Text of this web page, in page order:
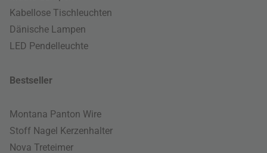
Kabellose Tischleuchten
Dänische Lampen
LED Pendelleuchte
Bestseller
Montana Panton Wire
Stoff Nagel Kerzenhalter
Nova Treteimer